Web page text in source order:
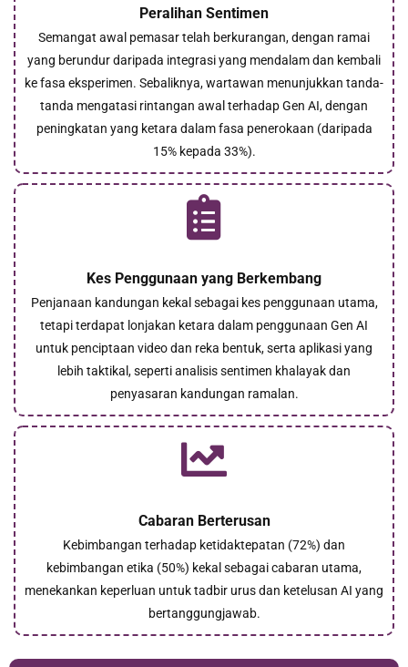
Peralihan Sentimen
Semangat awal pemasar telah berkurangan, dengan ramai
yang berundur daripada integrasi yang mendalam dan kembali
ke fasa eksperimen. Sebaliknya, wartawan menunjukkan tanda-
tanda mengatasi rintangan awal terhadap Gen AI, dengan
peningkatan yang ketara dalam fasa penerokaan (daripada
15% kepada 33%).
Kes Penggunaan yang Berkembang
Penjanaan kandungan kekal sebagai kes penggunaan utama,
tetapi terdapat lonjakan ketara dalam penggunaan Gen AI
untuk penciptaan video dan reka bentuk, serta aplikasi yang
lebih taktikal, seperti analisis sentimen khalayak dan
penyasaran kandungan ramalan.
Cabaran Berterusan
Kebimbangan terhadap ketidaktepatan (72%) dan
kebimbangan etika (50%) kekal sebagai cabaran utama,
menekankan keperluan untuk tadbir urus dan ketelusan AI yang
bertanggungjawab.